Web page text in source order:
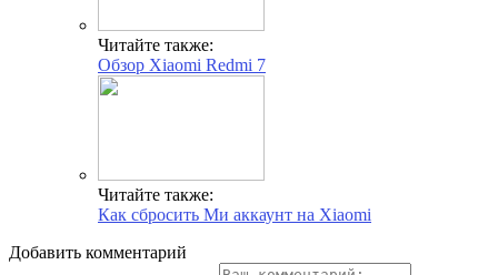
Читайте также:
Обзор Xiaomi Redmi 7
Читайте также:
Как сбросить Ми аккаунт на Xiaomi
Добавить комментарий